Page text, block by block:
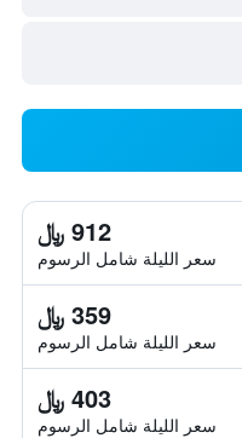
912 ﷼
سعر الليلة شامل الرسوم
359 ﷼
سعر الليلة شامل الرسوم
403 ﷼
سعر الليلة شامل الرسوم